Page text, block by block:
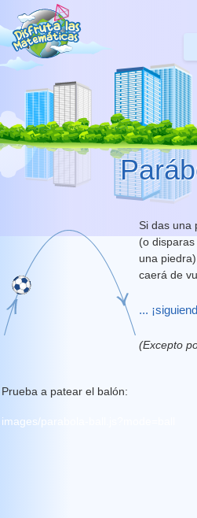
Si das una
(o
una
caerá de
...
(Excepto
Prueba a patear el balón:
images/parabola-ball.js?mode=ball